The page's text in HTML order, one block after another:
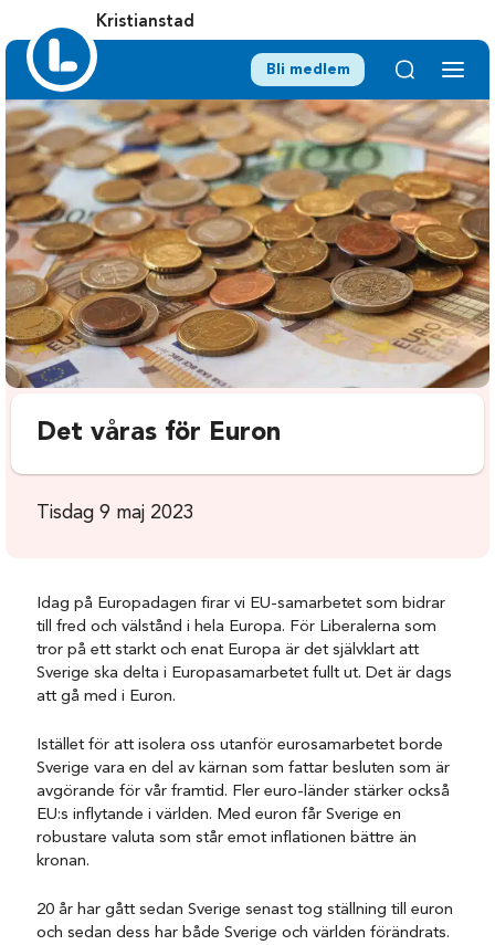
Kristianstad
Bli medlem
Det våras för Euron
Tisdag 9 maj 2023
Idag på Europadagen firar vi EU-samarbetet som bidrar
till fred och välstånd i hela Europa. För Liberalerna som
tror på ett starkt och enat Europa är det självklart att
Sverige ska delta i Europasamarbetet fullt ut. Det är dags
att gå med i Euron.
Istället för att isolera oss utanför eurosamarbetet borde
Sverige vara en del av kärnan som fattar besluten som är
avgörande för vår framtid. Fler euro-länder stärker också
EU:s inflytande i världen. Med euron får Sverige en
robustare valuta som står emot inflationen bättre än
kronan.
20 år har gått sedan Sverige senast tog ställning till euron
och sedan dess har både Sverige och världen förändrats.